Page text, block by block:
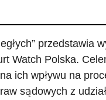
przedstawia
Watch Polska.
ich wpływu na
sądowych z